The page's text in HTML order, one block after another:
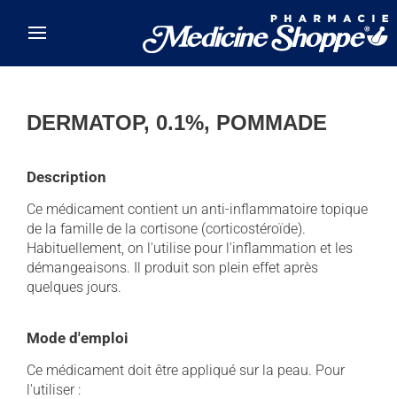
DERMATOP, 0.1%, POMMADE
Description
Ce médicament contient un anti-inflammatoire topique
de la famille de la cortisone (corticostéroïde).
Habituellement, on l'utilise pour l'inflammation et les
démangeaisons. Il produit son plein effet après
quelques jours.
Mode d'emploi
Ce médicament doit être appliqué sur la peau. Pour
l'utiliser :